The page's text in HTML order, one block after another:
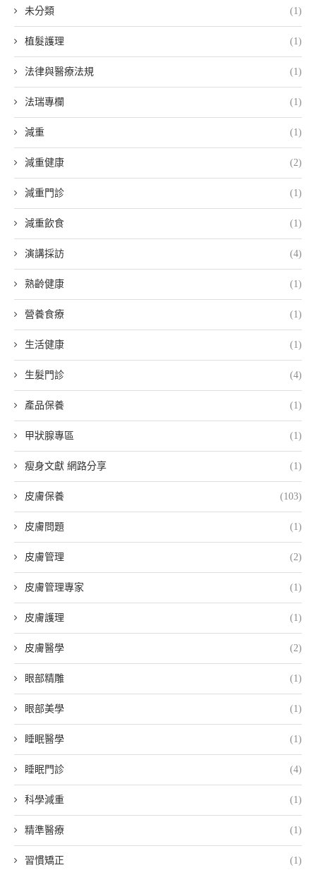
未分類 (1)
植髮護理 (1)
法律與醫療法規 (1)
法瑞專欄 (1)
減重 (1)
減重健康 (2)
減重門診 (1)
減重飲食 (1)
演講採訪 (4)
熟齡健康 (1)
營養食療 (1)
生活健康 (1)
生髮門診 (4)
產品保養 (1)
甲狀腺專區 (1)
瘦身文獻 網路分享 (1)
皮膚保養 (103)
皮膚問題 (1)
皮膚管理 (2)
皮膚管理專家 (1)
皮膚護理 (1)
皮膚醫學 (2)
眼部精雕 (1)
眼部美學 (1)
睡眠醫學 (1)
睡眠門診 (4)
科學減重 (1)
精準醫療 (1)
習慣矯正 (1)